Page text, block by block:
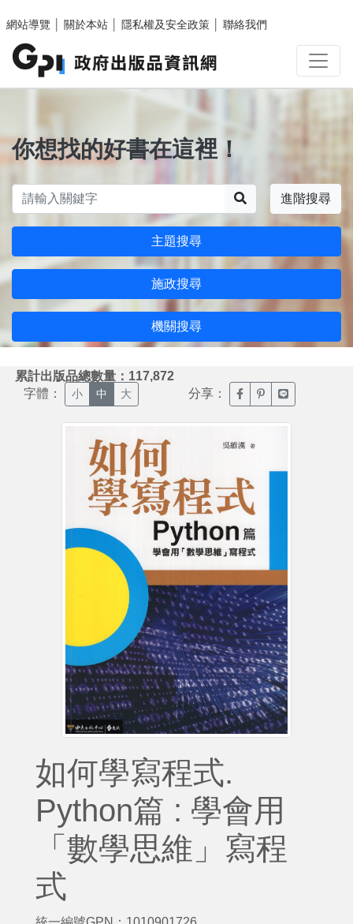
網站導覽
關於本站 隱私權及安全政策 聯絡我們
你想找的好書在這裡！
進階搜尋
主題搜尋
施政搜尋
機關搜尋
累計出版品總數量：117,872
字體： 小 中 大 分享： 臉書分享(另開新視窗)
噗浪分享(另開新
Line分享(另
如何學寫程式.
Python篇 : 學會用
「數學思維」寫程
式